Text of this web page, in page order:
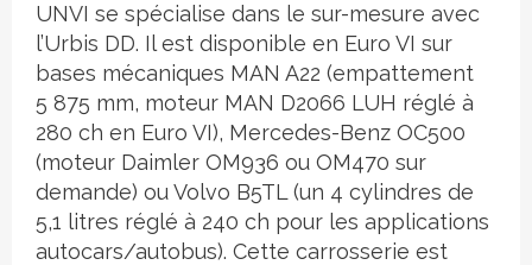
UNVI se spécialise dans le sur-mesure avec
l’Urbis DD. Il est disponible en Euro VI sur
bases mécaniques MAN A22 (empattement
5 875 mm, moteur MAN D2066 LUH réglé à
280 ch en Euro VI), Mercedes-Benz OC500
(moteur Daimler OM936 ou OM470 sur
demande) ou Volvo B5TL (un 4 cylindres de
5,1 litres réglé à 240 ch pour les applications
autocars/autobus). Cette carrosserie est